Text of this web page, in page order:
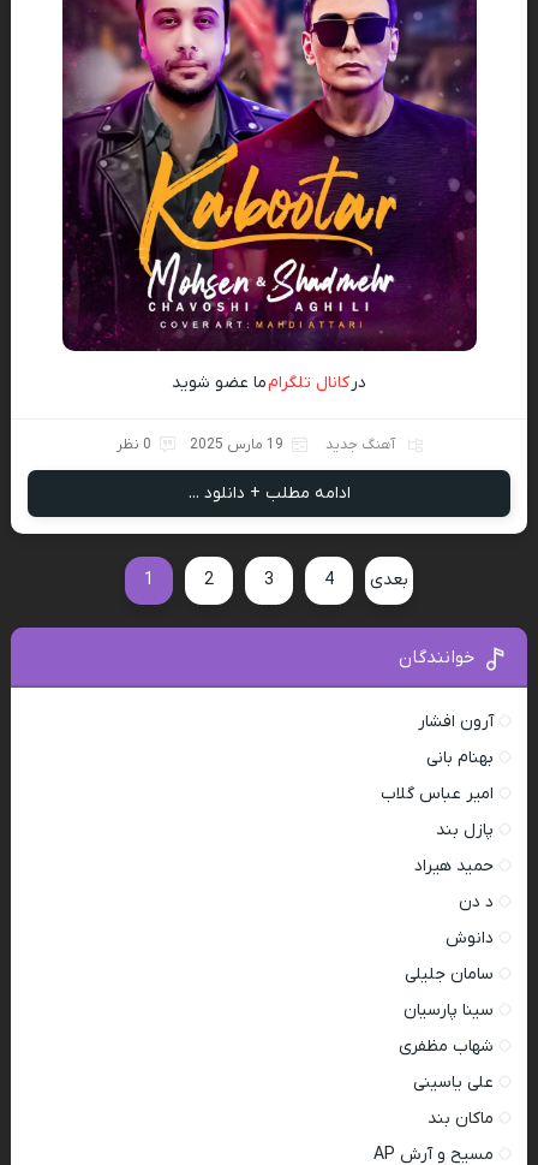
در کانال تلگرامما عضو شوید
آهنگ جدید 19 مارس 2025 0 نظر
ادامه مطلب + دانلود ...
1 2 3 4 بعدی
خوانندگان
آرون افشار
بهنام بانی
امیر عباس گلاب
پازل بند
حمید هیراد
د دن
دانوش
سامان جلیلی
سینا پارسیان
شهاب مظفری
علی یاسینی
ماکان بند
مسیح و آرش AP